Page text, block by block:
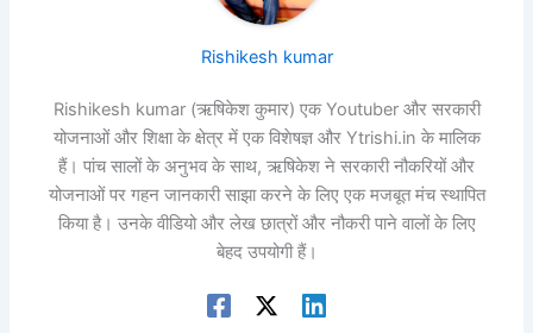
Rishikesh kumar
Rishikesh kumar (ऋषिकेश कुमार) एक Youtuber और सरकारी
योजनाओं और शिक्षा के क्षेत्र में एक विशेषज्ञ और Ytrishi.in के मालिक
हैं। पांच सालों के अनुभव के साथ, ऋषिकेश ने सरकारी नौकरियों और
योजनाओं पर गहन जानकारी साझा करने के लिए एक मजबूत मंच स्थापित
किया है। उनके वीडियो और लेख छात्रों और नौकरी पाने वालों के लिए
बेहद उपयोगी हैं।